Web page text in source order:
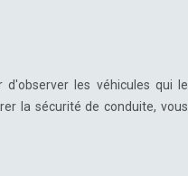
d'observer les véhicules qui le
la sécurité de conduite, vous